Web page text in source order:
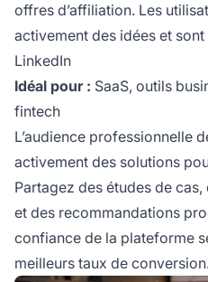
offres d’affiliation. Les
activement des idées et sont
LinkedIn
Idéal pour : SaaS, outils
fintech
L’audience professionnelle
activement des solutions
Partagez des études de
et des recommandations
confiance de la plateforme
meilleurs taux de